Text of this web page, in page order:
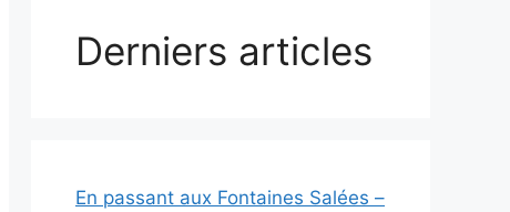
Derniers articles
En passant aux Fontaines Salées –